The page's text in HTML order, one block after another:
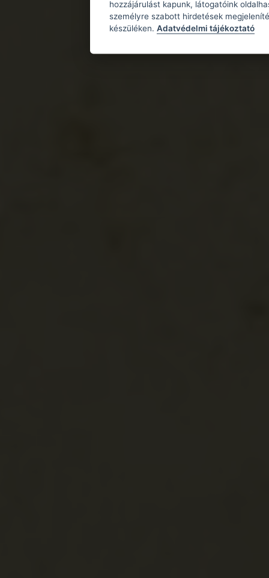
hozzájárulást kapunk, látogatóink
személyre szabott hirdetések
készüléken. Adatvédelmi tájékoztató